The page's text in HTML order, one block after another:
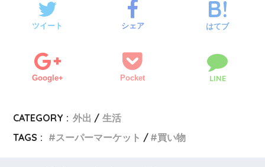
ツイート シェア はてブ
Google+ Pocket LINE
CATEGORY : 外出
生活
TAGS :
スーパーマーケット 買い物